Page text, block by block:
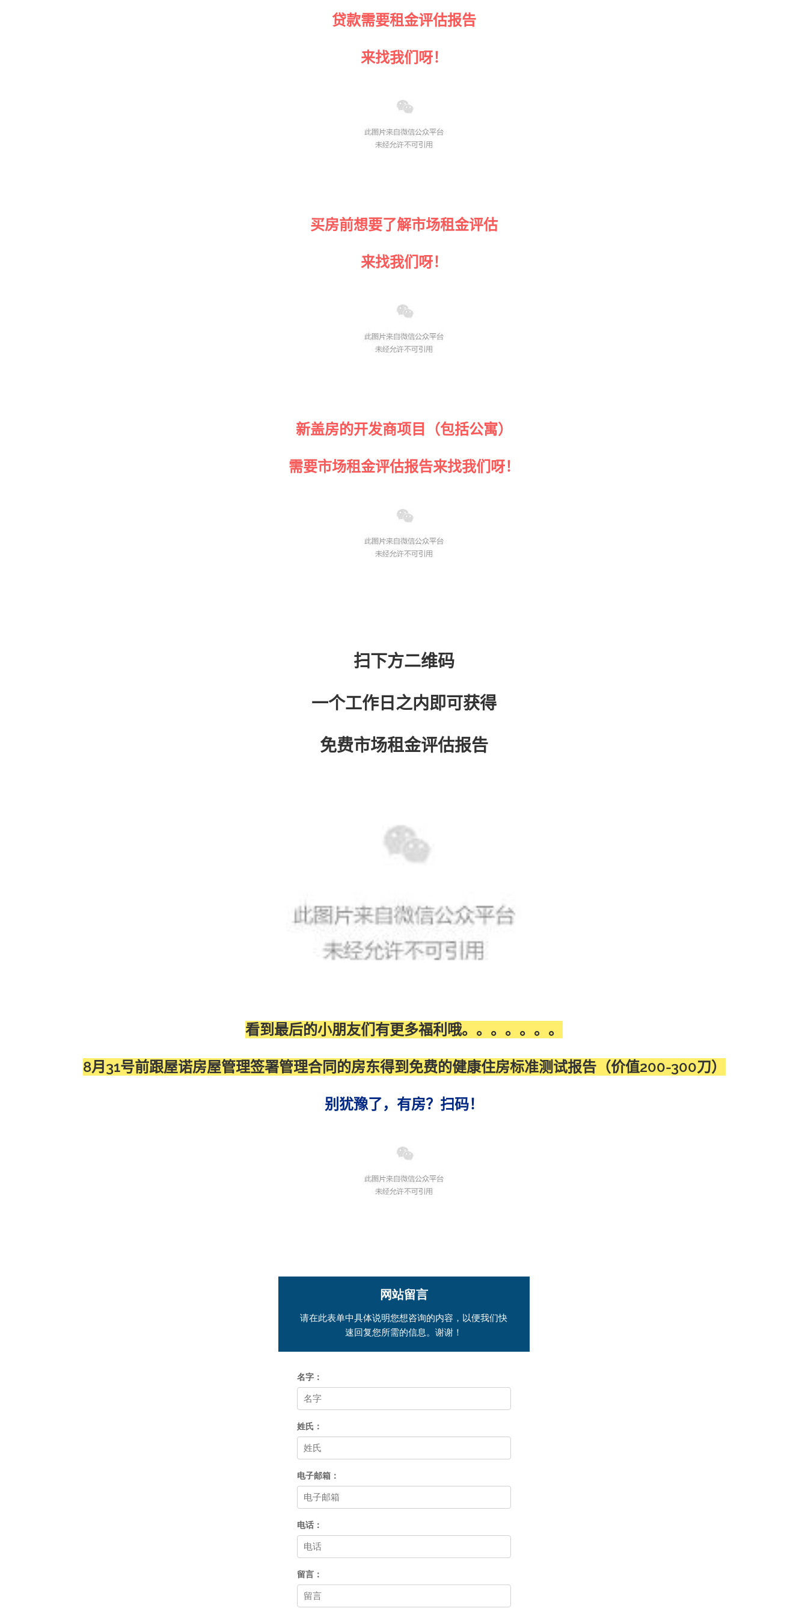
贷款需要租金评估报告
来找我们呀！
买房前想要了解市场租金评估
来找我们呀！
新盖房的开发商项目 （包括公寓）
需要市场租金评估报告来找我们呀！
扫下方二维码
一个工作日之内即可获得
免费市场租金评估报告
看到最后的小朋友们有更多福利哦。。。。。。。
8月31号前跟屋诺房屋管理签署管理合同的房东得到免费的健康住房标准测试报告（价值200-300刀）
别犹豫了，有房？扫码！